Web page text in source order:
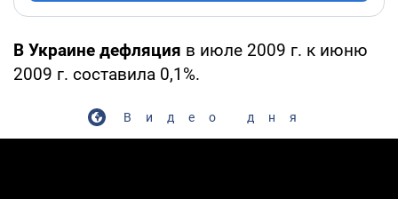
В Украине дефляция в июле 2009 г. к июню
2009 г. составила 0,1%.
Видео дня